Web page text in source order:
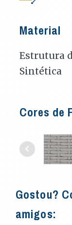
Material
Estrutura
Sintética
Cores de
Gostou?
amigos: